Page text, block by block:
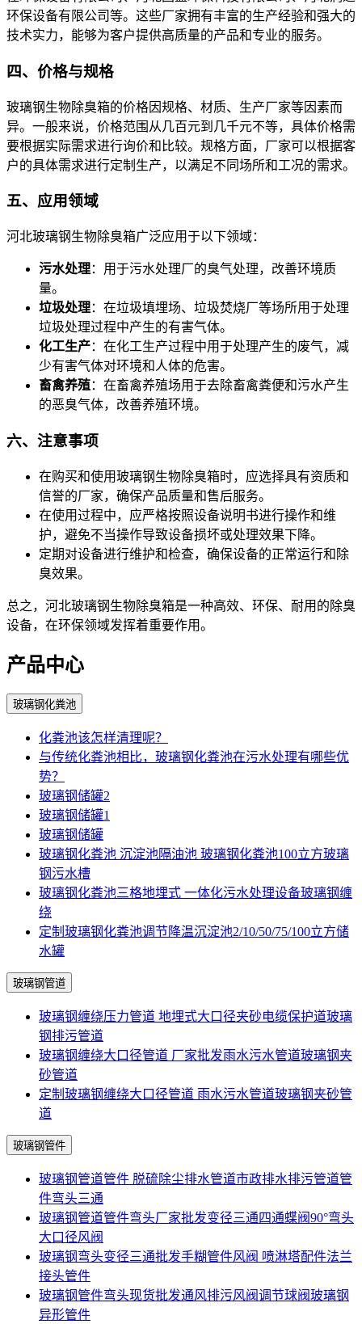
环保设备有限公司等。这些厂家拥有丰富的生产经验和强大的
技术实力，能够为客户提供高质量的产品和专业的服务。
四、价格与规格
玻璃钢生物除臭箱的价格因规格、材质、生产厂家等因素而
异。一般来说，价格范围从几百元到几千元不等，具体价格需
要根据实际需求进行询价和比较。规格方面，厂家可以根据客
户的具体需求进行定制生产，以满足不同场所和工况的需求。
五、应用领域
河北玻璃钢生物除臭箱广泛应用于以下领域：
污水处理：用于污水处理厂的臭气处理，改善环境质
量。
垃圾处理：在垃圾填埋场、垃圾焚烧厂等场所用于处理
垃圾处理过程中产生的有害气体。
化工生产：在化工生产过程中用于处理产生的废气，减
少有害气体对环境和人体的危害。
畜禽养殖：在畜禽养殖场用于去除畜禽粪便和污水产生
的恶臭气体，改善养殖环境。
六、注意事项
在购买和使用玻璃钢生物除臭箱时，应选择具有资质和
信誉的厂家，确保产品质量和售后服务。
在使用过程中，应严格按照设备说明书进行操作和维
护，避免不当操作导致设备损坏或处理效果下降。
定期对设备进行维护和检查，确保设备的正常运行和除
臭效果。
总之，河北玻璃钢生物除臭箱是一种高效、环保、耐用的除臭
设备，在环保领域发挥着重要作用。
产品中心
玻璃钢化粪池
化粪池该怎样清理呢？
与传统化粪池相比，玻璃钢化粪池在污水处理有哪些优
势？
玻璃钢储罐2
玻璃钢储罐1
玻璃钢储罐
玻璃钢化粪池 沉淀池隔油池 玻璃钢化粪池100立方玻璃
钢污水槽
玻璃钢化粪池三格地埋式 一体化污水处理设备玻璃钢缠
绕
定制玻璃钢化粪池调节降温沉淀池2/10/50/75/100立方储
水罐
玻璃钢管道
玻璃钢缠绕压力管道 地埋式大口径夹砂电缆保护道玻璃
钢排污管道
玻璃钢缠绕大口径管道 厂家批发雨水污水管道玻璃钢夹
砂管道
定制玻璃钢缠绕大口径管道 雨水污水管道玻璃钢夹砂管
道
玻璃钢管件
玻璃钢管道管件 脱硫除尘排水管道市政排水排污管道管
件弯头三通
玻璃钢管道管件弯头厂家批发变径三通四通蝶阀90°弯头
大口径风阀
玻璃钢弯头变径三通批发手糊管件风阀 喷淋塔配件法兰
接头管件
玻璃钢管件弯头现货批发通风排污风阀调节球阀玻璃钢
异形管件